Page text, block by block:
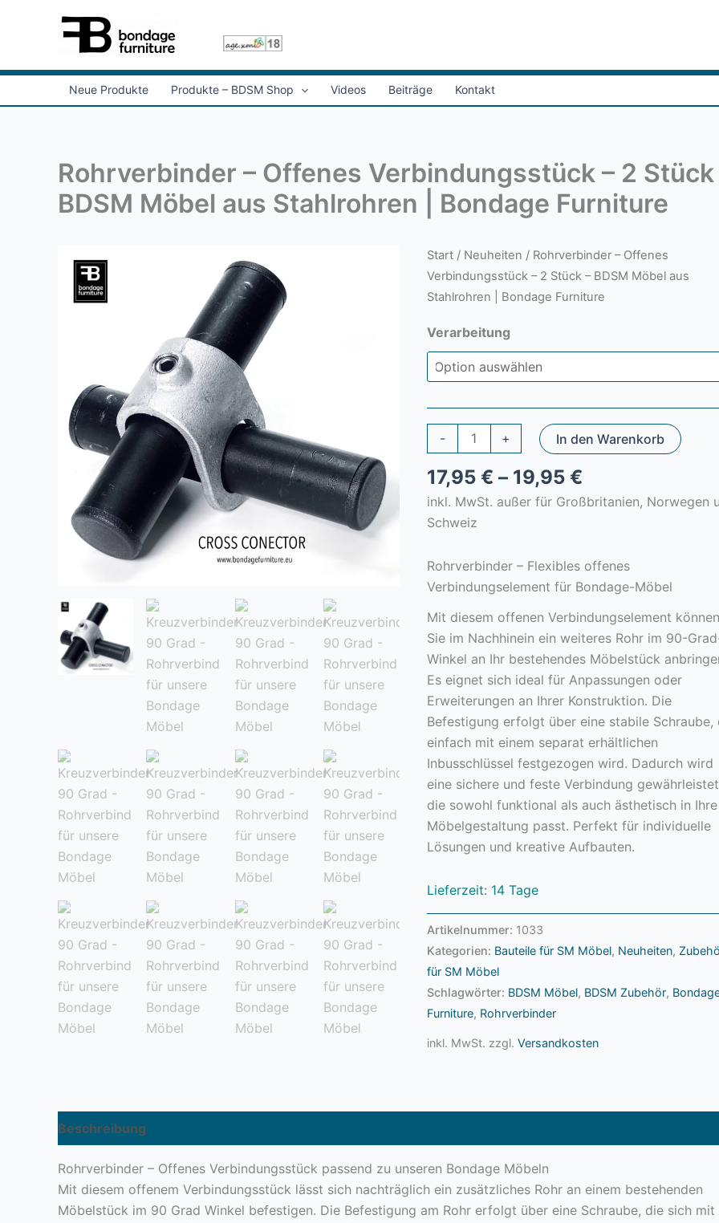
Neue Produkte Produkte – BDSM Shop Videos Beiträge Kontakt
Rohrverbinder – Offenes Verbindungsstück – 2 Stück
BDSM Möbel aus Stahlrohren | Bondage Furniture
Start/ Neuheiten / Rohrverbinder – Offenes
Verbindungsstück – 2 Stück – BDSM Möbel aus
Stahlrohren | Bondage Furniture
Verarbeitung
-
Rohrverbinder
-
Offenes
Verbindungsstück
-
Stück
-
Möbel
aus
Stahlrohren
|
Bondage
Furniture
Menge
+ In den Warenkorb
17,95 € – 19,95 €
inkl. MwSt. außer für Großbritanien, Norwegen
Schweiz
Rohrverbinder – Flexibles offenes
Verbindungselement für Bondage-Möbel
Mit diesem offenen Verbindungselement können
Sie im Nachhinein ein weiteres Rohr im 90-
Winkel an Ihr bestehendes Möbelstück
Es eignet sich ideal für Anpassungen oder
Erweiterungen an Ihrer Konstruktion. Die
Befestigung erfolgt über eine stabile Schraube,
einfach mit einem separat erhältlichen
Inbusschlüssel festgezogen wird. Dadurch wird
eine sichere und feste Verbindung
die sowohl funktional als auch ästhetisch in Ihre
Möbelgestaltung passt. Perfekt für individuelle
Lösungen und kreative Aufbauten.
Lieferzeit: 14 Tage
Artikelnummer: 1033
Kategorien: Bauteile für SM Möbel, Neuheiten,
für SM Möbel
Schlagwörter: BDSM Möbel, BDSM Zubehör,
Furniture, Rohrverbinder
inkl. MwSt. zzgl. Versandkosten
Beschreibung
Rohrverbinder – Offenes Verbindungsstück passend zu unseren Bondage Möbeln
Mit diesem offenem Verbindungsstück lässt sich nachträglich ein zusätzliches Rohr an einem bestehenden
Möbelstück im 90 Grad Winkel befestigen. Die Befestigung am Rohr erfolgt über eine Schraube, die sich mit